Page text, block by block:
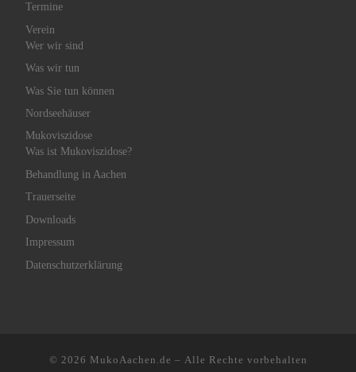
Termine
Verein
Wer wir sind
Was wir tun
Was Sie tun können
Nordseehäuser
Mukoviszidose
Was ist Mukoviszidose?
Behandlung in Aachen
Trauerseite
Downloads
Impressum
Datenschutzerklärung
© 2026 MukoAachen.de – Alle Rechte vorbehalten